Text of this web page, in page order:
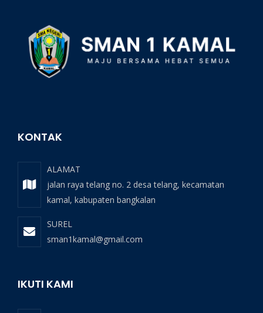
KONTAK
ALAMAT
jalan raya telang no. 2 desa telang, kecamatan
kamal, kabupaten bangkalan
SUREL
sman1kamal@gmail.com
IKUTI KAMI